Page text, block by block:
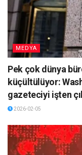
MEDYA
Pek çok dünya
küçültülüyor:
gazeteciyi işten
2026-02-05